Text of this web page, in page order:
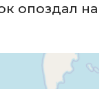
опоздал на